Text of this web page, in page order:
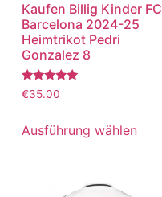
Kaufen Billig Kinder FC
Barcelona 2024-25
Heimtrikot Pedri
Gonzalez 8
Bewertet
mit
€35.00
Ausführung wählen